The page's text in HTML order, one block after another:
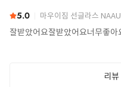
5.0 마우이짐 선글라스
잘받았어요잘받았어요너무좋아
리뷰